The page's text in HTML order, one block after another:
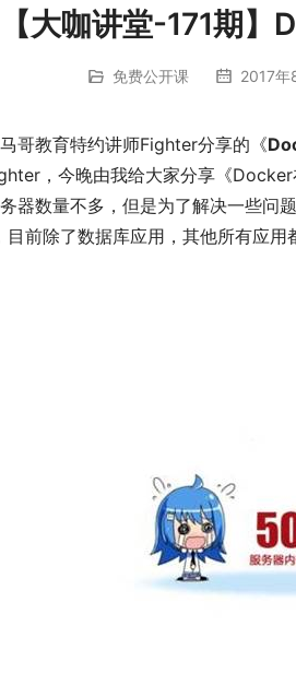
【大咖讲堂-171期
免费公开课 2017
哥教育特约讲师Fighter分享的《
，今晚由我给大家分享《
器数量不多，但是为了解决一些问
前除了数据库应用，其他所有应